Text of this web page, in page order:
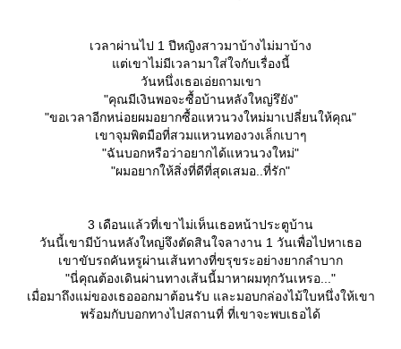
เวลาผ่านไป 1 ปีหญิงสาวมาบ้างไม่มาบ้าง
ต่เขาไม่มีเวลามาใส่ใจกับเรื่องนี้
วันหนึ่งเธอเอ่ยถามเขา
"คุณมีเงินพอจะซื้อบ้านหลังใหญ่รึยัง"
"ขอเวลาอีกหน่อยผมอยากซื้อแหวนวงใหม่มาเปลี่ยนให้คุณ"
เขาจุมพิตมือที่สวมแหวนทองวงเล็กเบาๆ
"ฉันบอกหรือว่าอยากได้แหวนวงใหม่"
"ผมอยากให้สิ่งที่ดีที่สุดเสมอ..ที่รัก"
3 เดือนแล้วที่เขาไม่เห็นเธอหน้าประตูบ้าน
วันนี้เขามีบ้านหลังใหญ่จึงตัดสินใจลางาน 1 วันเพื่อไปหาเธอ
เขาขับรถคันหรูผ่านเส้นทางที่ขรุขระอย่างยากลำบาก
"นี่คุณต้องเดินผ่านทางเส้นนี้มาหาผมทุกวันเหรอ..."
เมื่อมาถึงแม่ของเธอออกมาต้อนรับ และมอบกล่องไม้ใบหนึ่งให้เขา
พร้อมกับบอกทางไปสถานที่ ที่เขาจะพบเธอได้